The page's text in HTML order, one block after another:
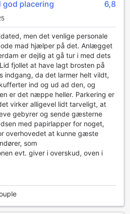
ou un novice désireux d'apprendre,
des moments de compétition
l'Hôtel Norden est entouré
de randonnée qui vous invitent à
de la région de Haderslev. Que
promenade tranquille ou relever
chemins pittoresques offrent des
et l'occasion de vous
Préparez vos chaussures de
tout en savourant l'air
de l'Hôtel Norden à Haderslev
détail est pensé pour garantir le
nos hôtes. Parmi nos
de sécuriser vos objets de
Que vous soyez en voyage
vous pouvez explorer Haderslev
sont en sécurité.
god placering 6,8
men det venlige personale
mad hjælper på det. Anlægget
er dejlig at gå tur i med dets
fjollet at have lagt brosten på
indgang, da det larmer helt vildt,
ind og ud ad den, og
er det næppe heller. Parkering er
virker alligevel lidt tarveligt, at
gebyrer og sende gæsterne
med papirlapper for noget,
overhovedet at kunne gæste
som
evt. giver i overskud, oven i